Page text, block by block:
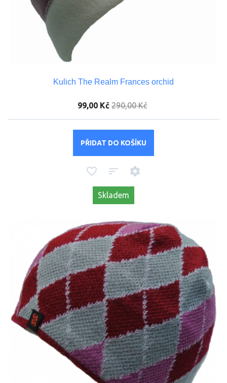
Kulich The Realm Frances orchid
99,00 Kč 290,00 Kč
PŘIDAT DO KOŠÍKU
Skladem